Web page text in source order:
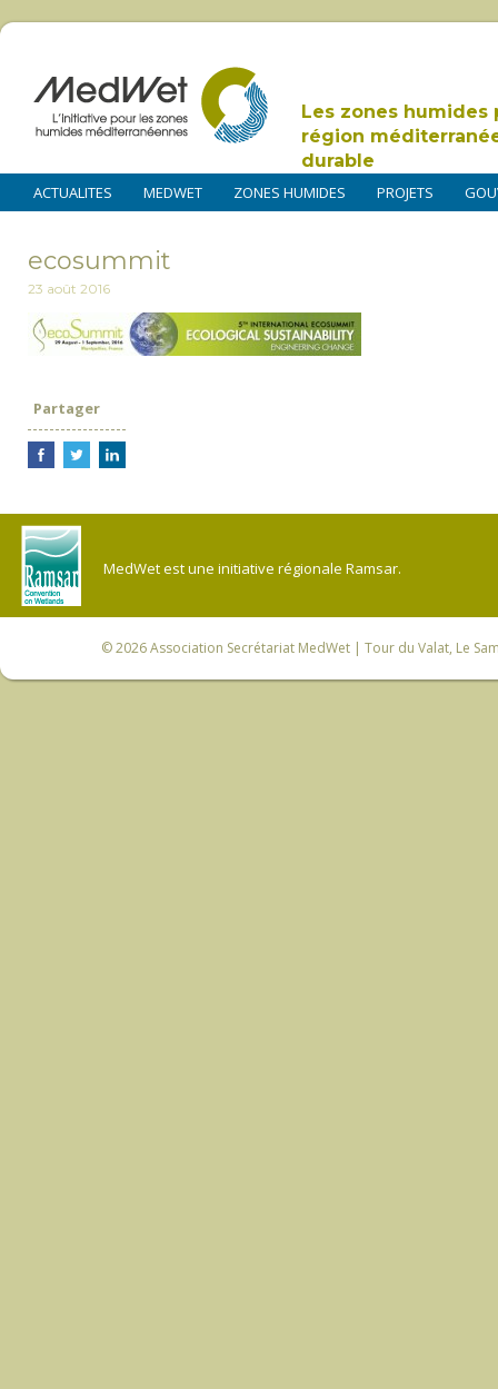
Les zones humides
région
durable
ACTUALITES MEDWET ZONES HUMIDES PROJETS
ecosummit
23 août 2016
Partager
MedWet est une initiative régionale Ramsar.
© 2026Association Secrétariat MedWet | Tour du Valat, Le